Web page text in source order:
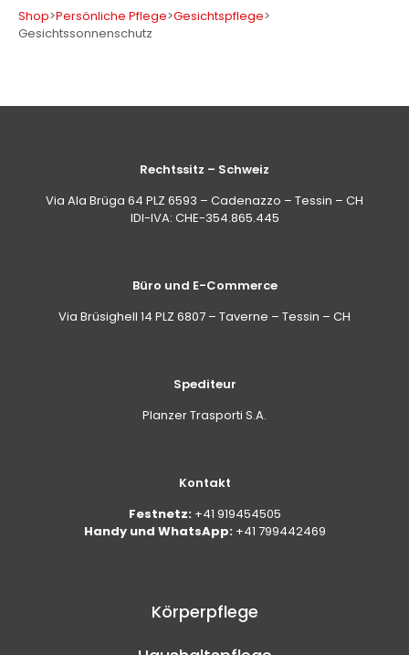
Shop>Persönliche Pflege>Gesichtspflege>
Gesichtssonnenschutz
Rechtssitz – Schweiz
Via Ala Brüga 64 PLZ 6593 – Cadenazzo – Tessin – CH
IDI-IVA: CHE-354.865.445
Büro und E-Commerce
Via Brüsighell 14 PLZ 6807 – Taverne – Tessin – CH
Spediteur
Planzer Trasporti S.A.
Kontakt
Festnetz: +41 919454505
Handy und WhatsApp: +41 799442469
Körperpflege